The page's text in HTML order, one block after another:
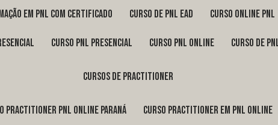
em pnl com certificado curso de pnl ead curso online pnl
curso pnl presencial curso pnl online curso de
cursos de practitioner
practitioner pnl online Paraná curso practitioner em pnl online